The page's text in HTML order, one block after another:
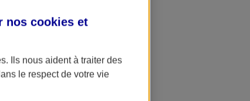
nos cookies et
. Ils nous aident à traiter des
le respect de votre vie